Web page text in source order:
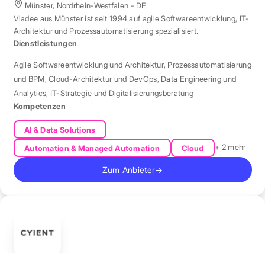
Münster, Nordrhein-Westfalen - DE
Viadee aus Münster ist seit 1994 auf agile Softwareentwicklung, IT-
Architektur und Prozessautomatisierung spezialisiert.
Dienstleistungen
Agile Softwareentwicklung und Architektur, Prozessautomatisierung
und BPM,Cloud-Architektur und DevOps, Data Engineering und
Analytics, IT-Strategie und Digitalisierungsberatung
Kompetenzen
AI & Data Solutions
Automation & Managed Automation
Cloud + 2 mehr
Zum Anbieter→